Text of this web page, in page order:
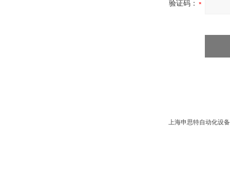
验证码：
上海申思特自动化设